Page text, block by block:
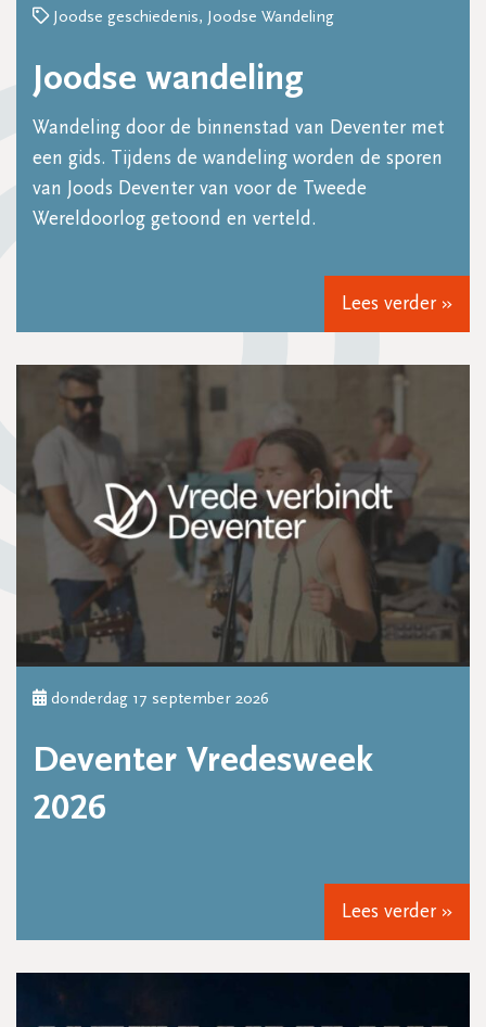
Lees verder »
Joodse geschiedenis, Joodse Wandeling
Joodse wandeling
Wandeling door de binnenstad van Deventer met
een gids. Tijdens de wandeling worden de sporen
van Joods Deventer van voor de Tweede
Wereldoorlog getoond en verteld.
Lees verder »
donderdag 17 september 2026
Deventer Vredesweek
2026